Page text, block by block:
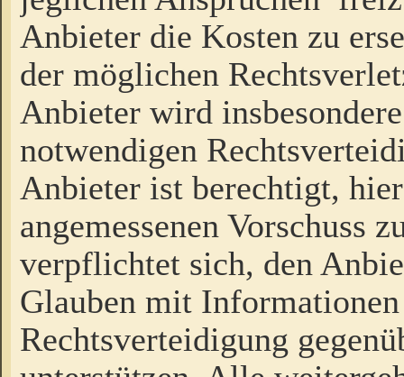
Anbieter die Kosten zu
der möglichen
Anbieter wird
notwendigen
Anbieter ist berechtigt,
angemessenen Vorschuss
verpflichtet sich, den
Glauben mit
Rechtsverteidigung